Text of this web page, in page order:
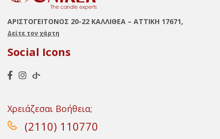
ΑΡΙΣΤΟΓΕΙΤΟΝΟΣ 20-22 ΚΑΛΛΙΘΕΑ – ΑΤΤΙΚΗ 17671,
Δείτε τον χάρτη
Social Icons
Χρειάζεσαι Βοήθεια;
(2110) 110770